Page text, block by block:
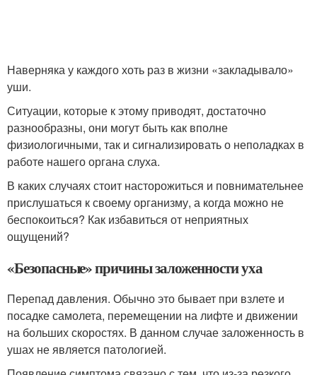
Наверняка у каждого хоть раз в жизни «закладывало»
уши.
Ситуации, которые к этому приводят, достаточно
разнообразны, они могут быть как вполне
физиологичными, так и сигнализировать о неполадках в
работе нашего органа слуха.
В каких случаях стоит насторожиться и повнимательнее
прислушаться к своему организму, а когда можно не
беспокоиться? Как избавиться от неприятных
ощущений?
«Безопасные» причины заложенности уха
Перепад давления. Обычно это бывает при взлете и
посадке самолета, перемещении на лифте и движении
на больших скоростях. В данном случае заложенность в
ушах не является патологией.